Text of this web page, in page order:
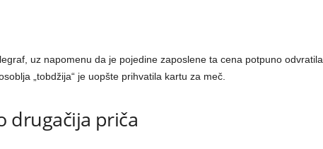
uz napomenu da je pojedine zaposlene ta cena potpuno odvratila
„tobdžija“ je uopšte prihvatila kartu za meč.
drugačija priča